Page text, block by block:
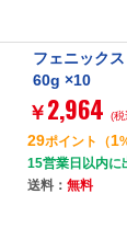
フェニック
60g ×10
￥ 2,964 (税
29ポイント （1
15営業日以内に
送料： 無料